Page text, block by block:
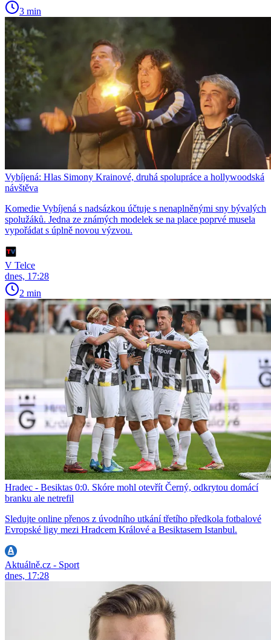
3 min
Vybíjená: Hlas Simony Krainové, druhá spolupráce a hollywoodská
návštěva
Komedie Vybíjená s nadsázkou účtuje s nenaplněnými sny bývalých
spolužáků. Jedna ze známých modelek se na place poprvé musela
vypořádat s úplně novou výzvou.
V Telce
dnes, 17:28
2 min
Hradec - Besiktas 0:0. Skóre mohl otevřít Černý, odkrytou domácí
branku ale netrefil
Sledujte online přenos z úvodního utkání třetího předkola fotbalové
Evropské ligy mezi Hradcem Králové a Besiktasem Istanbul.
Aktuálně.cz - Sport
dnes, 17:28